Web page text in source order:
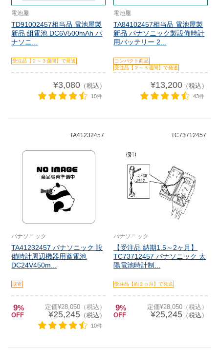
電池屋
TD91002457相当品 電池屋製
新品 組電池 DC6V500mAh パ
ナソニ...
受注品【２～３週間】で発送
¥3,080（税込）
10件
電池屋
TA84102457相当品 電池屋製
新品 パナソニック製設備時計
用バッテリー 2...
コンパクト商品
受注品【２～３週間】で発送
¥13,200（税込）
43件
TA41232457
パナソニック
TA41232457 パナソニック 設
備時計周辺機器用蓄電池
DC24V450m...
取寄
9%
OFF
定価¥28,050（税込）
¥25,245（税込）
10件
TC73712457
パナソニック
【受注品 納期1.5～2ヶ月】
TC73712457 パナソニック 太
陽電池時計制...
受注品【約２ヵ月】で発送
9%
OFF
定価¥28,050（税込）
¥25,245（税込）